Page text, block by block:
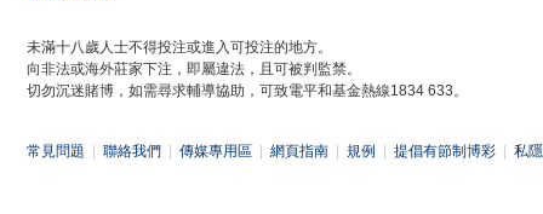
未滿十八歲人士不得投注或進入可投注的地方。
向非法或海外莊家下注，即屬違法，且可被判監禁。
切勿沉迷賭博，如需尋求輔導協助，可致電平和基金熱線1834 633。
常見問題 聯絡我們 傳媒專用區 網頁指南 規例 提倡有節制博彩 私